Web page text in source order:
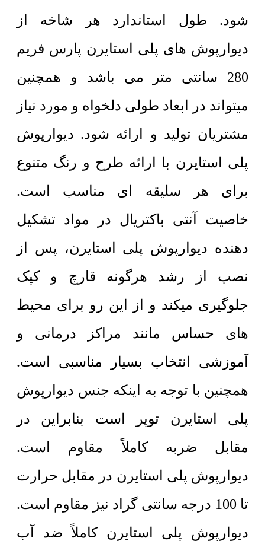
شود. طول استاندارد هر شاخه از
دیوارپوش های پلی استایرن پارس فریم
280 سانتی متر می باشد و همچنین
میتواند در ابعاد طولی دلخواه و مورد نیاز
مشتریان تولید و ارائه شود. دیوارپوش
پلی استایرن با ارائه طرح و رنگ متنوع
برای هر سلیقه ای مناسب است.
خاصیت آنتی باکتریال در مواد تشکیل
دهنده دیوارپوش پلی استایرن، پس از
نصب از رشد هرگونه قارچ و کپک
جلوگیری میکند و از این رو برای محیط
های حساس مانند مراکز درمانی و
آموزشی انتخاب بسیار مناسبی است.
همچنین با توجه به اینکه جنس دیوارپوش
پلی استایرن توپر است بنابراین در
مقابل ضربه کاملاً مقاوم است.
دیوارپوش پلی استایرن در مقابل حرارت
تا 100 درجه سانتی گراد نیز مقاوم است.
دیوارپوش پلی استایرن کاملاً ضد آب